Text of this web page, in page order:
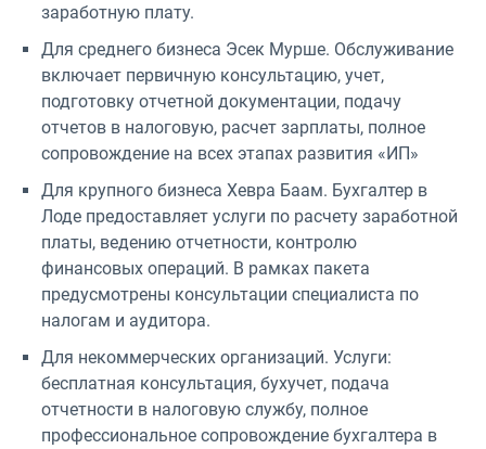
заработную плату.
Для среднего бизнеса Эсек Мурше. Обслуживание
включает первичную консультацию, учет,
подготовку отчетной документации, подачу
отчетов в налоговую, расчет зарплаты, полное
сопровождение на всех этапах развития «ИП»
Для крупного бизнеса Хевра Баам. Бухгалтер в
Лоде предоставляет услуги по расчету заработной
платы, ведению отчетности, контролю
финансовых операций. В рамках пакета
предусмотрены консультации специалиста по
налогам и аудитора.
Для некоммерческих организаций. Услуги:
бесплатная консультация, бухучет, подача
отчетности в налоговую службу, полное
профессиональное сопровождение бухгалтера в